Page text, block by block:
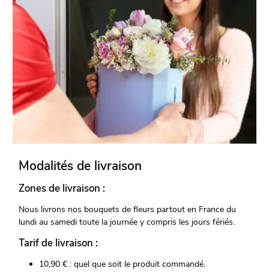
Modalités de livraison
Zones de livraison :
Nous livrons nos bouquets de fleurs partout en France du
lundi au samedi toute la journée y compris les jours fériés.
Tarif de livraison :
10,90 € : quel que soit le produit commandé.